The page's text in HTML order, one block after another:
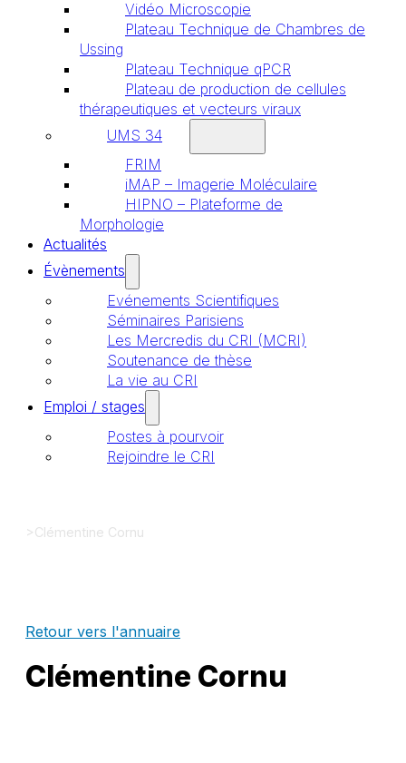
Vidéo Microscopie
Plateau Technique de Chambres de
Ussing
Plateau Technique qPCR
Plateau de production de cellules
thérapeutiques et vecteurs viraux
UMS 34
FRIM
iMAP – Imagerie Moléculaire
HIPNO – Plateforme de
Morphologie
Actualités
Évènements
Evénements Scientifiques
Séminaires Parisiens
Les Mercredis du CRI (MCRI)
Soutenance de thèse
La vie au CRI
Emploi / stages
Postes à pourvoir
Rejoindre le CRI
>Clémentine Cornu
Retour vers l'annuaire
Clémentine Cornu